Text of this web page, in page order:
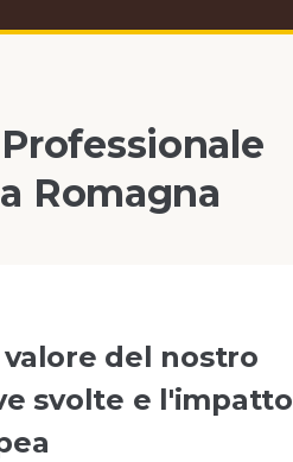
Romagna
del nostro
svolte e l'impatto